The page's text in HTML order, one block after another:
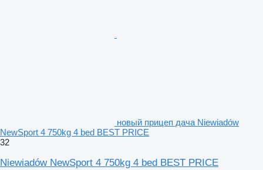
новый прицеп дача Niewiadów
NewSport 4 750kg 4 bed BEST PRICE
32
Niewiadów NewSport 4 750kg 4 bed BEST PRICE